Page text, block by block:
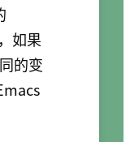
如果
的变